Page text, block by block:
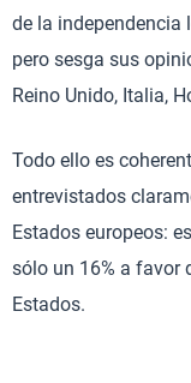
de la independencia
pero sesga sus
Reino Unido, Italia,
Todo ello es
entrevistados
Estados europeos:
sólo un 16% a favor
Estados.